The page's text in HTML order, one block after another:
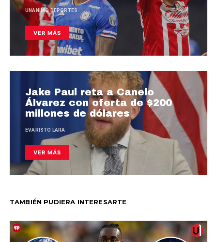
UNANIMO DEPORTES
VER MÁS
Jake Paul reta a Canelo
Álvarez con oferta de $200
millones de dólares
EVARISTO LARA
VER MÁS
TAMBIÉN PUDIERA INTERESARTE